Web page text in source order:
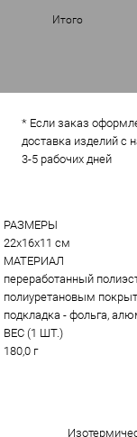
Итого
* Если заказ
доставка изделий с
3-5 рабочих дней
РАЗМЕРЫ
22x16x11 см
МАТЕРИАЛ
переработанный
полиуретановым
подкладка - фольга,
ВЕС (1 ШТ.)
180,0 г